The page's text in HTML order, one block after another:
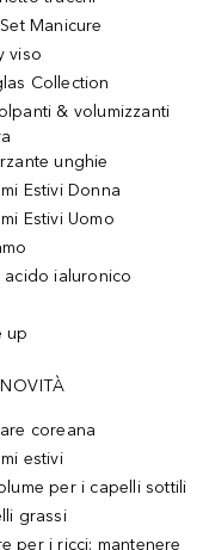
Manicure
viso
Collection
& volumizzanti
unghie
Estivi Donna
Estivi Uomo
acido ialuronico
up
coreana
estivi
per i capelli sottili
grassi
per i ricci: mantenere